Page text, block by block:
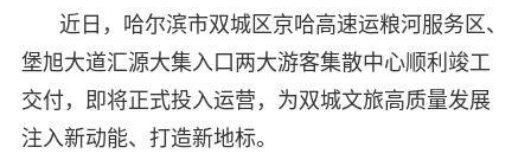
近日，哈尔滨市双城区京哈高速运粮河服务区、
堡旭大道汇源大集入口两大游客集散中心顺利竣工
交付，即将正式投入运营，为双城文旅高质量发展
注入新动能、打造新地标。